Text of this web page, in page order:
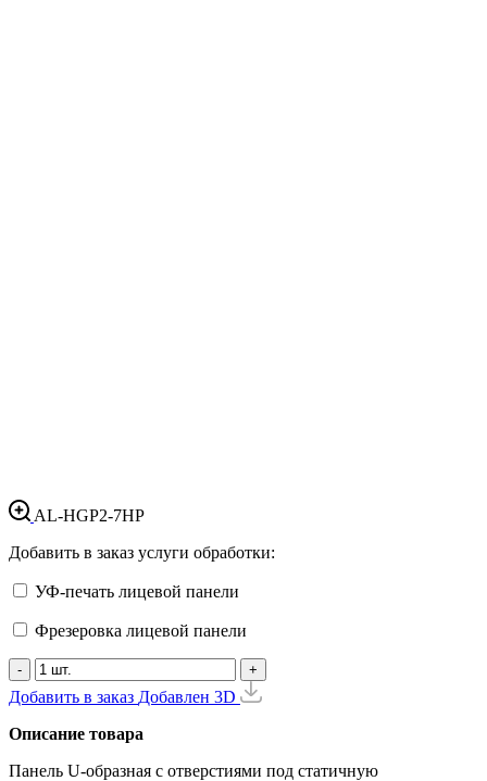
AL-HGP2-7HP
Добавить в заказ услуги обработки:
УФ-печать лицевой панели
Фрезеровка лицевой панели
- +
Добавить в заказ Добавлен 3D
Описание товара
Панель U-образная с отверстиями под статичную